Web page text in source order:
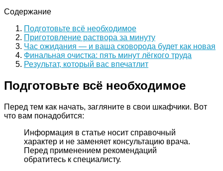
Содержание
Подготовьте всё необходимое
Приготовление раствора за минуту
Час ожидания — и ваша сковорода будет как новая
Финальная очистка: пять минут лёгкого труда
Результат, который вас впечатлит
Подготовьте всё необходимое
Перед тем как начать, загляните в свои шкафчики. Вот
что вам понадобится:
Информация в статье носит справочный
характер и не заменяет консультацию врача.
Перед применением рекомендаций
обратитесь к специалисту.